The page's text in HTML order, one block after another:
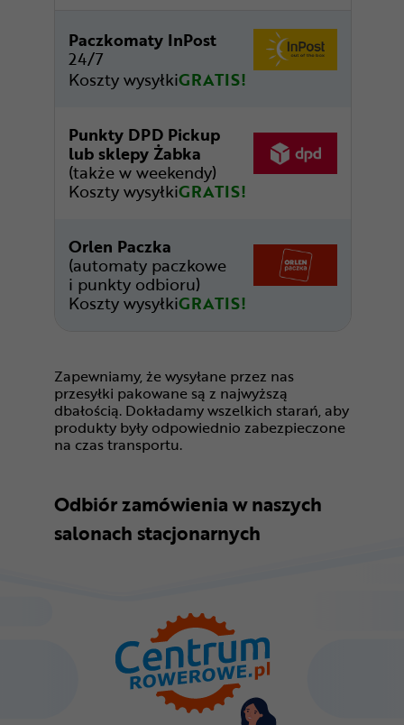
Paczkomaty InPost
24/7
Koszty wysyłkiGRATIS!
Punkty DPD Pickup
lub sklepy Żabka
(także w weekendy)
Koszty wysyłkiGRATIS!
Orlen Paczka
(automaty paczkowe
i punkty odbioru)
Koszty wysyłkiGRATIS!
Zapewniamy, że wysyłane przez nas
przesyłki pakowane są z najwyższą
dbałością. Dokładamy wszelkich starań, aby
produkty były odpowiednio zabezpieczone
na czas transportu.
Odbiór zamówienia w naszych
salonach stacjonarnych